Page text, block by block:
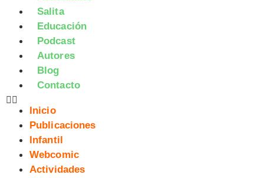
Salita
Educación
Podcast
Autores
Blog
Contacto
Inicio
Publicaciones
Infantil
Webcomic
Actividades